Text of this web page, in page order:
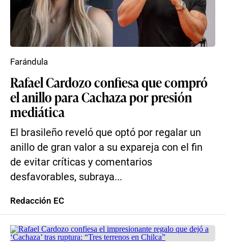
Rafael Cardozo confiesa que compró
el anillo para Cachaza por presión
mediática
El brasileño reveló que optó por regalar un
anillo de gran valor a su expareja con el fin
de evitar críticas y comentarios
desfavorables, subraya...
Farándula
Redacción EC